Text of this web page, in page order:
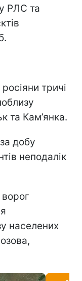
РЛС та
росіяни тричі
та Кам’янка.
за добу
неподалік
ворог
населених